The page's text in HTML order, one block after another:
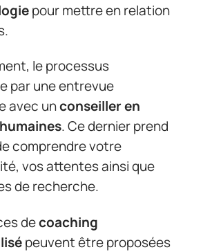
pour mettre en relation
le processus
par une entrevue
avec unconseiller en
. Ce dernier prend
comprendre votre
vos attentes ainsi que
de recherche.
decoaching
peuvent être proposées